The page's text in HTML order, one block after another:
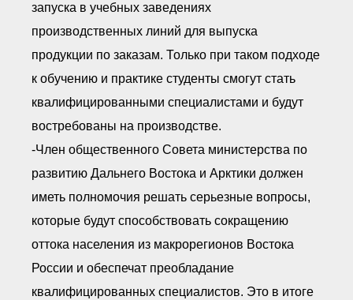
запуска в учебных заведениях
производственных линий для выпуска
продукции по заказам. Только при таком подходе
к обучению и практике студенты смогут стать
квалифицированными специалистами и будут
востребованы на производстве.
-Член общественного Совета министерства по
развитию Дальнего Востока и Арктики должен
иметь полномочия решать серьезные вопросы,
которые будут способствовать сокращению
оттока населения из макрорегионов Востока
России и обеспечат преобладание
квалифицированных специалистов. Это в итоге